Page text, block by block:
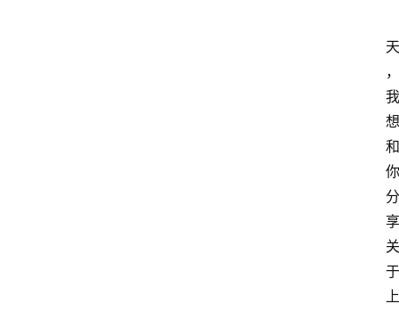
天
，
我
想
和
你
分
享
关
于
上